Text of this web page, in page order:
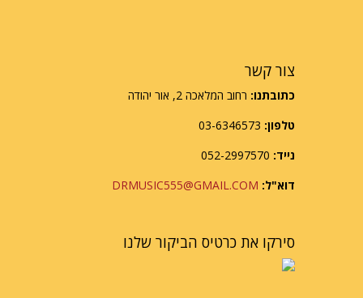
צור קשר
כתובתנו: רחוב המלאכה 2, אור יהודה
טלפון:
נייד:
דוא"ל: DRMUSIC555@GMAIL.COM
סירקו את כרטיס הביקור שלנו